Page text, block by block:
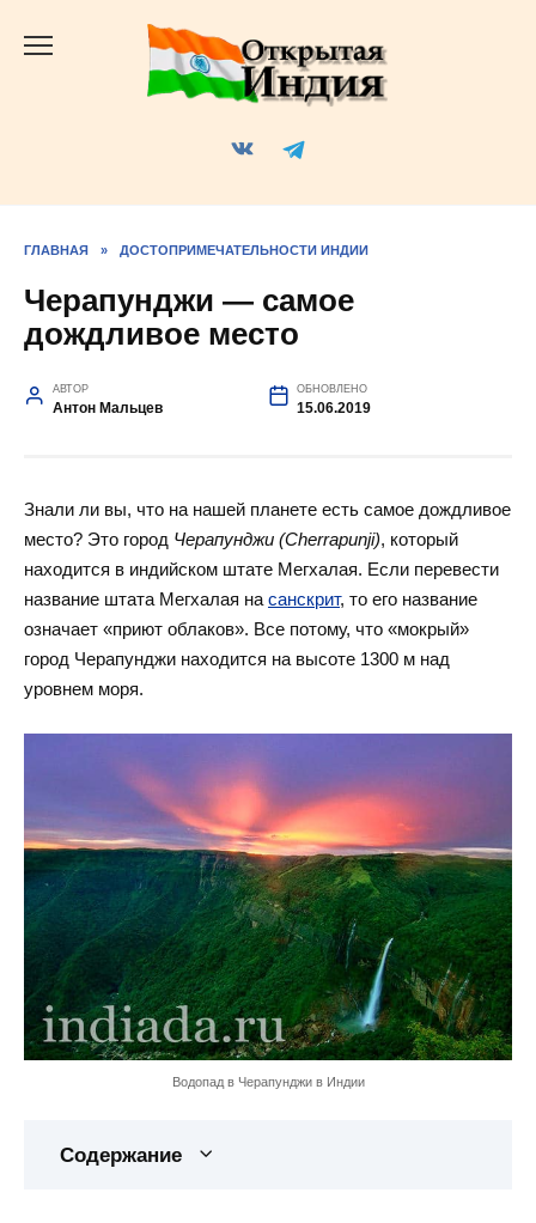
ГЛАВНАЯ » ДОСТОПРИМЕЧАТЕЛЬНОСТИ ИНДИИ
Черапунджи — самое
дождливое место
АВТОР
Антон Мальцев
ОБНОВЛЕНО
15.06.2019
Знали ли вы, что на нашей планете есть самое дождливое
место? Это город Черапунджи (Cherrapunji), который
находится в индийском штате Мегхалая. Если перевести
название штата Мегхалая на санскрит, то его название
означает «приют облаков». Все потому, что «мокрый»
город Черапунджи находится на высоте 1300 м над
уровнем моря.
Водопад в Черапунджи в Индии
Содержание